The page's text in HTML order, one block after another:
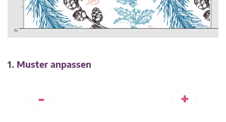
1. Muster anpassen
- +